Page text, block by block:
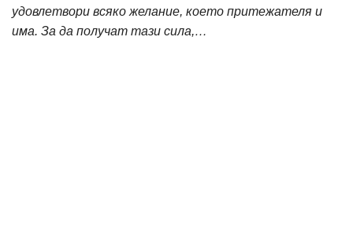
удовлетвори всяко желание, което притежателя и
има. За да получат тази сила,…